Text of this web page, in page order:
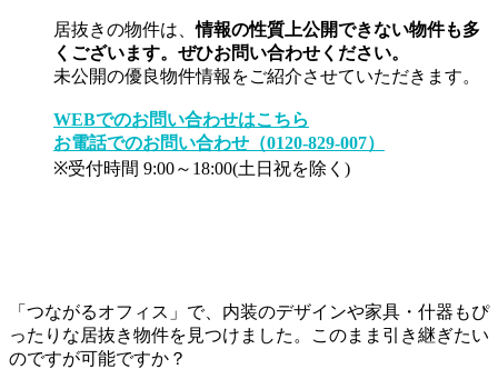
居抜きの物件は、情報の性質上公開できない物件も多
くございます。ぜひお問い合わせください。
未公開の優良物件情報をご紹介させていただきます。
WEBでのお問い合わせはこちら
お電話でのお問い合わせ（0120-829-007）
※受付時間 9:00～18:00(土日祝を除く)
「つながるオフィス」で、内装のデザインや家具・什器もぴ
ったりな居抜き物件を見つけました。このまま引き継ぎたい
のですが可能ですか？